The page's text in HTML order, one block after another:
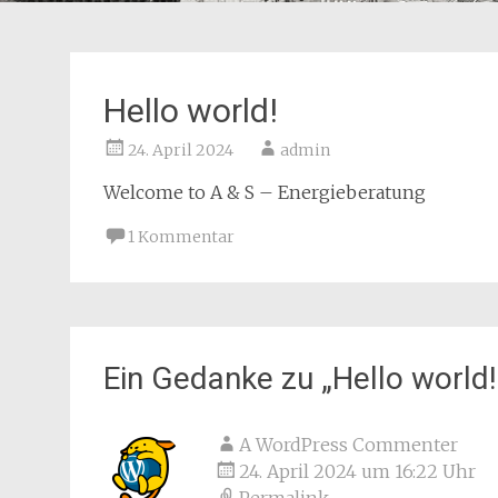
Hello world!
24. April 2024 admin
Welcome to A & S – Energieberatung
1 Kommentar
Ein Gedanke zu „Hello world!
A WordPress Commenter
24. April 2024 um 16:22 Uhr